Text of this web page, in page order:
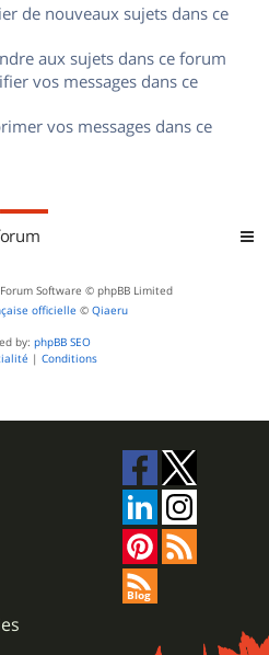
de nouveaux sujets dans ce
aux sujets dans ce forum
vos messages dans ce
vos messages dans ce
Software © phpBB Limited
officielle © Qiaeru
by: phpBB SEO
| Conditions